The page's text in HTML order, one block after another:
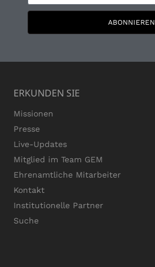
ABONNIEREN
ERKUNDEN SIE
Missionen
Presse
Live-Updates
Mitglied im Team GEM
Ehrenamtliche Mitarbeiter
Kontakt
Institutionelle Partner
Suche